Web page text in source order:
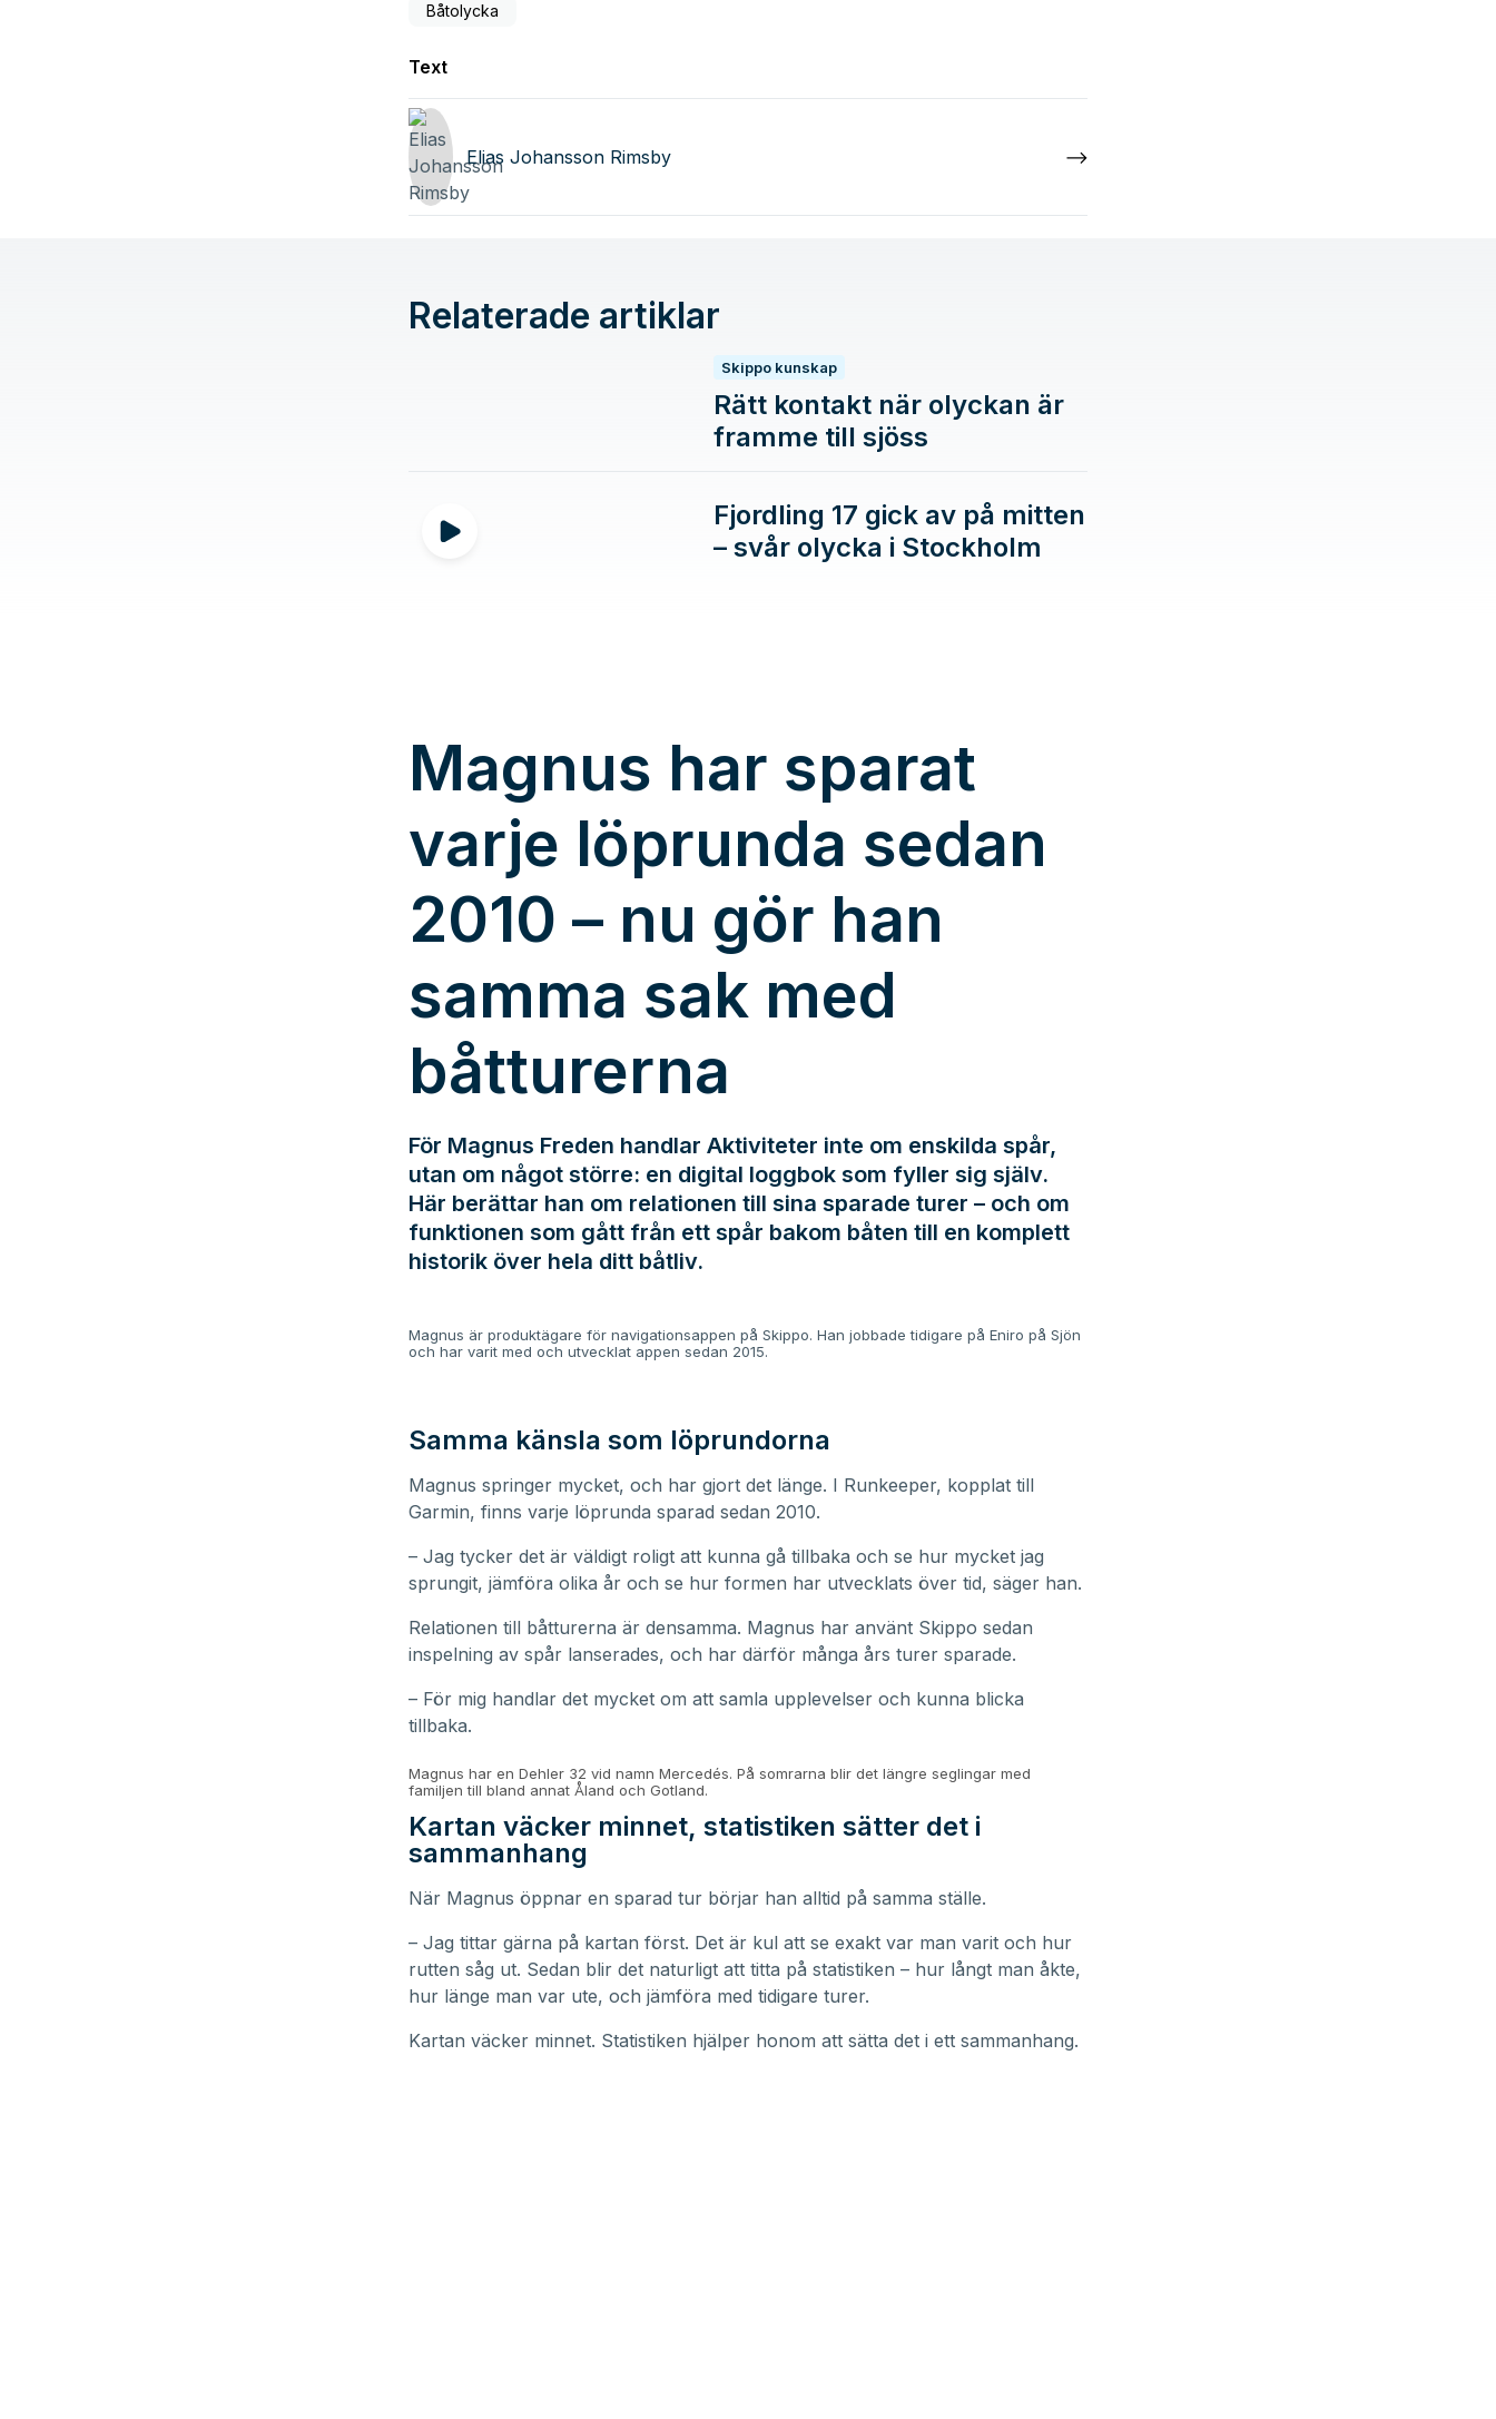
Båtolycka
Text
Elias Johansson Rimsby
Relaterade artiklar
Skippo kunskap
Rätt kontakt när olyckan är
framme till sjöss
Fjordling 17 gick av på mitten
– svår olycka i Stockholm
Magnus har sparat
varje löprunda sedan
2010 – nu gör han
samma sak med
båtturerna
För Magnus Freden handlar Aktiviteter inte om enskilda spår,
utan om något större: en digital loggbok som fyller sig själv.
Här berättar han om relationen till sina sparade turer – och om
funktionen som gått från ett spår bakom båten till en komplett
historik över hela ditt båtliv.
Magnus är produktägare för navigationsappen på Skippo. Han jobbade tidigare på Eniro på Sjön
och har varit med och utvecklat appen sedan 2015.
Samma känsla som löprundorna
Magnus springer mycket, och har gjort det länge. I Runkeeper, kopplat till
Garmin, finns varje löprunda sparad sedan 2010.
– Jag tycker det är väldigt roligt att kunna gå tillbaka och se hur mycket jag
sprungit, jämföra olika år och se hur formen har utvecklats över tid, säger han.
Relationen till båtturerna är densamma. Magnus har använt Skippo sedan
inspelning av spår lanserades, och har därför många års turer sparade.
– För mig handlar det mycket om att samla upplevelser och kunna blicka
tillbaka.
Magnus har en Dehler 32 vid namn Mercedés. På somrarna blir det längre seglingar med
familjen till bland annat Åland och Gotland.
Kartan väcker minnet, statistiken sätter det i
sammanhang
När Magnus öppnar en sparad tur börjar han alltid på samma ställe.
– Jag tittar gärna på kartan först. Det är kul att se exakt var man varit och hur
rutten såg ut. Sedan blir det naturligt att titta på statistiken – hur långt man åkte,
hur länge man var ute, och jämföra med tidigare turer.
Kartan väcker minnet. Statistiken hjälper honom att sätta det i ett sammanhang.
Från Magnus egen kamerarulle – en sommarsegling till Åland